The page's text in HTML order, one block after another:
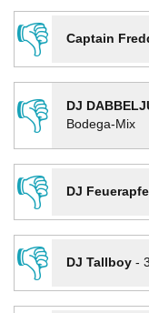
👎
Captain
👎
DJ
Bodega-Mix
👎
DJ Feuerapfel
👎
DJ Tallboy-